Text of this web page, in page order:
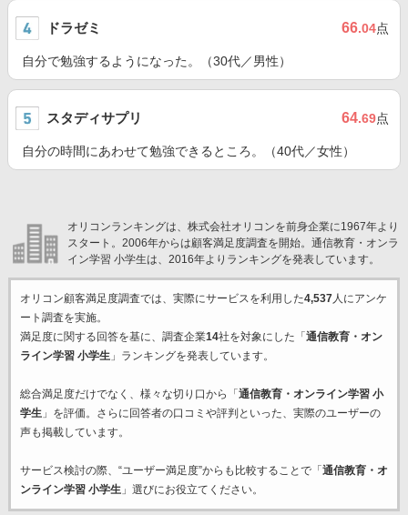
ドラゼミ 66.04点
自分で勉強するようになった。（30代／男性）
スタディサプリ 64.69点
自分の時間にあわせて勉強できるところ。（40代／女性）
オリコンランキングは、株式会社オリコンを前身企業に1967年より
スタート。2006年からは顧客満足度調査を開始。通信教育・オンラ
イン学習 小学生は、2016年よりランキングを発表しています。
オリコン顧客満足度調査では、実際にサービスを利用した4,537人にアンケ
ート調査を実施。
満足度に関する回答を基に、調査企業14社を対象にした「 通信教育・オン
ライン学習 小学生」ランキングを発表しています。
総合満足度だけでなく、様々な切り口から「 通信教育・オンライン学習 小
学生」を評価。さらに回答者の口コミや評判といった、実際のユーザーの
声も掲載しています。
サービス検討の際、“ユーザー満足度”からも比較することで「 通信教育・オ
ンライン学習 小学生」選びにお役立てください。